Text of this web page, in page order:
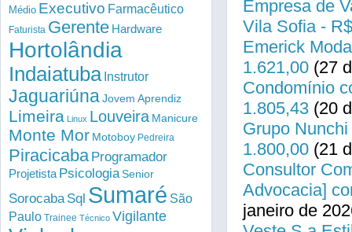
Empresa de
Vila Sofia -
Emerick
1.621,00 (27
Condomínio
1.805,43 (20
Grupo
1.800,00 (21
Consultor
Advocacia]
janeiro de
Médio Executivo Farmacêutico
Faturista Gerente Hardware
Hortolândia
Indaiatuba Instrutor
Jaguariúna Jovem Aprendiz
Limeira Linux Louveira Manicure
Monte Mor Motoboy Pedreira
Piracicaba Programador
Projetista PsicologiaSenior
Sorocaba Sql Sumaré São
Paulo Trainee Técnico Vigilante